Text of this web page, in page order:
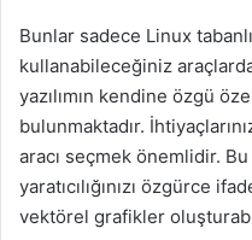
Bunlar sadece Linux
kullanabileceğiniz
yazılımın kendine özgü
bulunmaktadır.
aracı seçmek önemlidir.
yaratıcılığınızı özgürce
vektörel grafikler